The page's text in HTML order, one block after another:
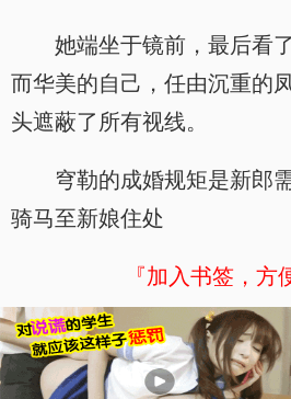
她端坐于镜前，最后看
而华美的自己，任由沉重的
头遮蔽了所有视线。
穹勒的成婚规矩是新郎
骑马至新娘住处
『加入书签，方